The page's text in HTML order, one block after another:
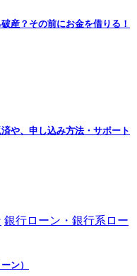
産？その前にお金を借りる！
や、申し込み方法・サポート
銀行ローン・銀行系ロー
ン）